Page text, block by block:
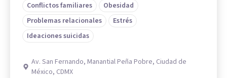
Conflictos familiares
Obesidad
Problemas relacionales
Estrés
Ideaciones suicidas
Av. San Fernando, Manantial Peña Pobre, Ciudad de
México, CDMX